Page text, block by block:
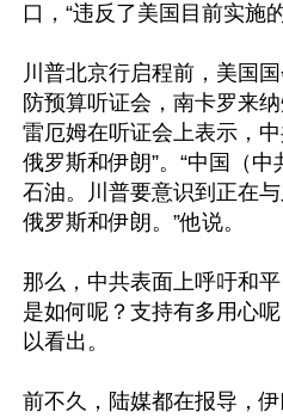
口，“违反了美国目前实施的
川普北京行启程前，美国
防预算听证会，南卡罗来
雷厄姆在听证会上表示，
俄罗斯和伊朗”。“中国（
石油。川普要意识到正在
俄罗斯和伊朗。”他说。
那么，中共表面上呼吁和
是如何呢？支持有多用心
以看出。
前不久，陆媒都在报导，